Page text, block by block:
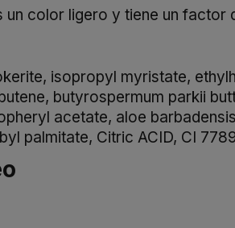
color ligero y tiene un factor
isopropyl myristate,
butyrospermum parkii
acetate, aloe
palmitate, Citric ACID, CI